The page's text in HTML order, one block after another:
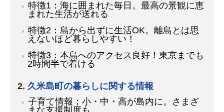
特徴1：海に囲まれた毎日。最高の景観に恵
まれた生活が送れる
特徴2：島から出ずに生活OK。離島とは思
えないほど暮らしやすい！
特徴3：本島へのアクセス良好！東京までも
2時間半で着ける
久米島町の暮らしに関する情報
子育て情報：小・中・高が島内に。さまざ